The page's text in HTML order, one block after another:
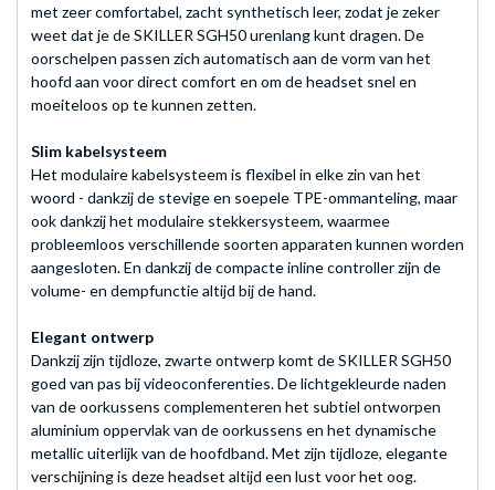
met zeer comfortabel, zacht synthetisch leer, zodat je zeker
weet dat je de SKILLER SGH50 urenlang kunt dragen. De
oorschelpen passen zich automatisch aan de vorm van het
hoofd aan voor direct comfort en om de headset snel en
moeiteloos op te kunnen zetten.
Slim kabelsysteem
Het modulaire kabelsysteem is flexibel in elke zin van het
woord - dankzij de stevige en soepele TPE-ommanteling, maar
ook dankzij het modulaire stekkersysteem, waarmee
probleemloos verschillende soorten apparaten kunnen worden
aangesloten. En dankzij de compacte inline controller zijn de
volume- en dempfunctie altijd bij de hand.
Elegant ontwerp
Dankzij zijn tijdloze, zwarte ontwerp komt de SKILLER SGH50
goed van pas bij videoconferenties. De lichtgekleurde naden
van de oorkussens complementeren het subtiel ontworpen
aluminium oppervlak van de oorkussens en het dynamische
metallic uiterlijk van de hoofdband. Met zijn tijdloze, elegante
verschijning is deze headset altijd een lust voor het oog.